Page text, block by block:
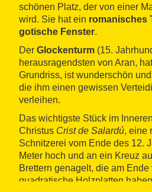
schönen Platz, der von einer
wird. Sie hat ein romanisches
gotische Fenster.
Der Glockenturm (15.
herausragendsten von Aran,
Grundriss, ist wunderschön
die ihm einen gewissen
verleihen.
Das wichtigste Stück im
Christus Crist de Salardú, eine
Schnitzerei vom Ende des 12.
Meter hoch und an ein Kreuz
Brettern genagelt, die am Ende
quadratische Holzplatten